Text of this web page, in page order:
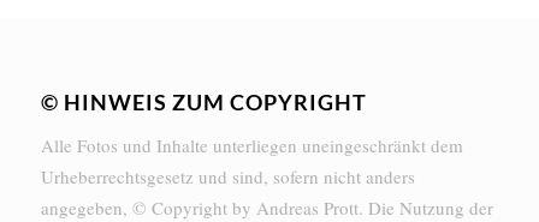
© HINWEIS ZUM COPYRIGHT
Alle Fotos und Inhalte unterliegen uneingeschränkt dem
Urheberrechtsgesetz und sind, sofern nicht anders
angegeben, © Copyright by Andreas Prott. Die Nutzung der